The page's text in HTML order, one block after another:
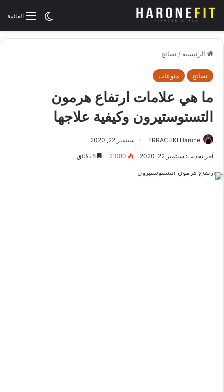
القائمةالوضع
الرئيسية / نصائح
نصائح منوعات
ما هي علامات ارتفاع هرمون
التستوستيرون وكيفية علاجها
ERRACHKI Harone سبتمبر 22, 2020
آخر تحديث: سبتمبر 22, 2020 2٬080